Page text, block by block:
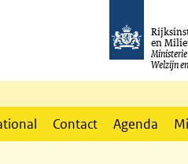
en
Welzijn
Contact Agenda